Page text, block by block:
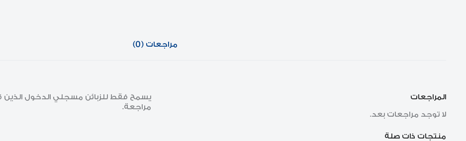
مراجعات (0)
المراجعات
لا توجد مراجعات بعد.
يسمح فقط للزبائن مسجلي الدخول الذين
مراجعة.
منتجات ذات صلة